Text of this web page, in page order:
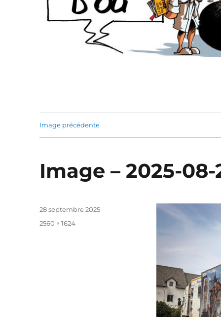
Image précédente
Image – 2025-08-
Publié
28 septembre 2025
Taille
2560 × 1624